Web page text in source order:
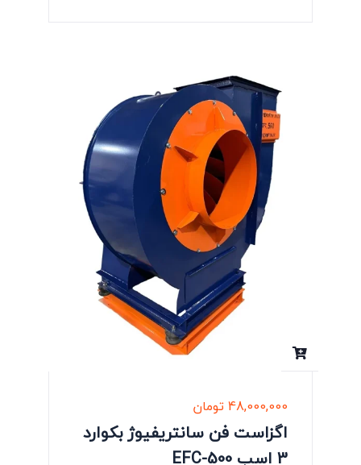
48,000,000تومان
اگزاست فن سانتریفیوژ بکوارد
3 اسب EFC-500